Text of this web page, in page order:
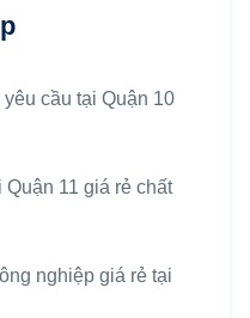
cầu tại Quận 10
11 giá rẻ chất
nghiệp giá rẻ tại